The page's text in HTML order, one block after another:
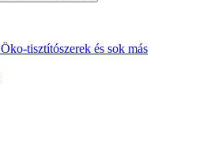
Öko-tisztítószerek és sok más